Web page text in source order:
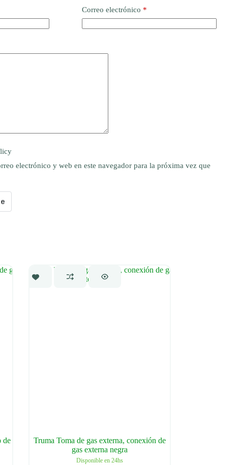
Correo electrónico *
electrónico y web en este navegador para la próxima vez que
de
Truma Toma de gas externa, conexión de
gas externa negra
Disponible en 24hs